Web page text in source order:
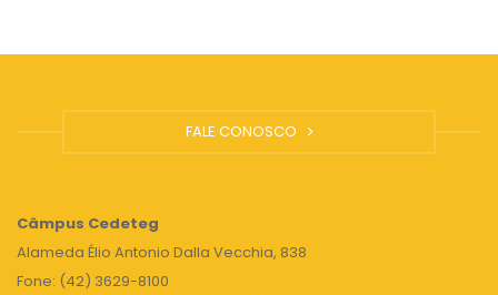
FALE CONOSCO
Câmpus Cedeteg
Alameda Élio Antonio Dalla Vecchia, 838
Fone: (42) 3629-8100